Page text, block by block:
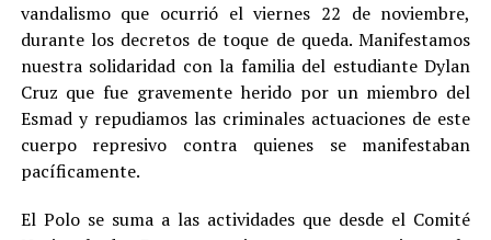
vandalismo que ocurrió el viernes 22 de noviembre,
durante los decretos de toque de queda. Manifestamos
nuestra solidaridad con la familia del estudiante Dylan
Cruz que fue gravemente herido por un miembro del
Esmad y repudiamos las criminales actuaciones de este
cuerpo represivo contra quienes se manifestaban
pacíficamente.
El Polo se suma a las actividades que desde el Comité